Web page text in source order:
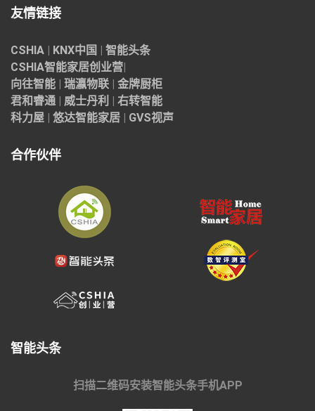
友情链接
CSHIA KNX中国
智能头条
CSHIA智能家居创业营
向往智能
瑞瀛物联
金牌厨柜
君和睿通
威士丹利
右转智能
科力屋
悠达智能家居 GVS视声
合作伙伴
智能头条
扫描二维码安装智能头条手机APP